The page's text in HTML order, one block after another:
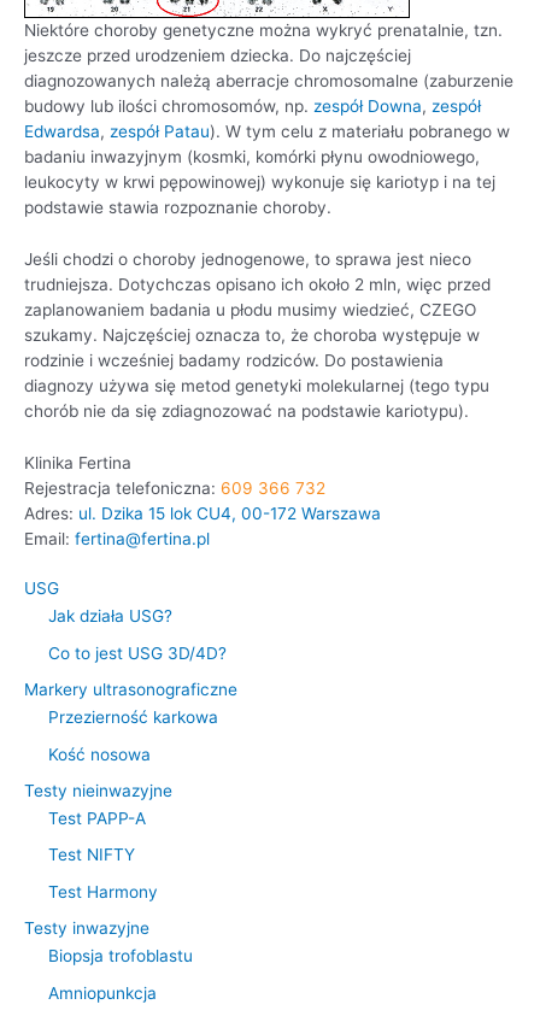
USG
Jak działa USG?
Co to jest USG 3D/4D?
Markery ultrasonograficzne
Przezierność karkowa
Kość nosowa
Testy nieinwazyjne
Test PAPP-A
Test NIFTY
Test Harmony
Testy inwazyjne
Biopsja trofoblastu
Amniopunkcja
Niektóre choroby genetyczne można wykryć prenatalnie, tzn.
jeszcze przed urodzeniem dziecka. Do najczęściej
diagnozowanych należą aberracje chromosomalne (zaburzenie
budowy lub ilości chromosomów, np. zespół Downa, zespół
Edwardsa, zespół Patau). W tym celu z materiału pobranego w
badaniu inwazyjnym (kosmki, komórki płynu owodniowego,
leukocyty w krwi pępowinowej) wykonuje się kariotyp i na tej
podstawie stawia rozpoznanie choroby.
Jeśli chodzi o choroby jednogenowe, to sprawa jest nieco
trudniejsza. Dotychczas opisano ich około 2 mln, więc przed
zaplanowaniem badania u płodu musimy wiedzieć, CZEGO
szukamy. Najczęściej oznacza to, że choroba występuje w
rodzinie i wcześniej badamy rodziców. Do postawienia
diagnozy używa się metod genetyki molekularnej (tego typu
chorób nie da się zdiagnozować na podstawie kariotypu).
Klinika Fertina
Rejestracja telefoniczna: 609 366 732
Adres: ul. Dzika 15 lok CU4, 00-172 Warszawa
Email: fertina@fertina.pl